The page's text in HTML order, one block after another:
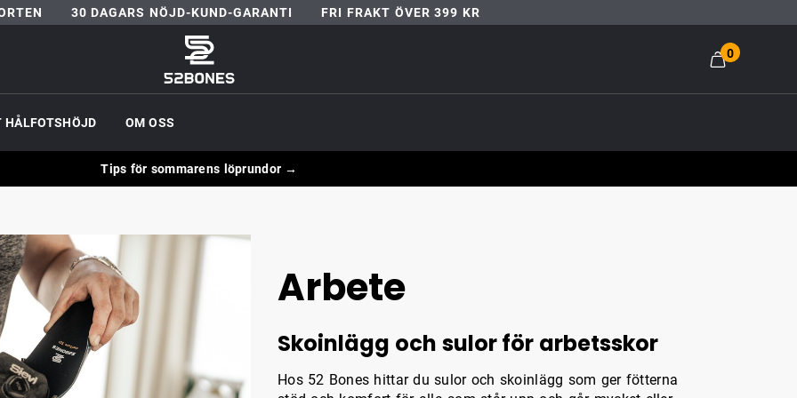
30 DAGARS NÖJD-KUND-GARANTI FRI FRAKT ÖVER 399 KR
Gå till startsida
0
HÅLFOTSHÖJD OM OSS
Tips för sommarens löprundor →
Arbete
Skoinlägg och sulor för arbetsskor
Hos 52 Bones hittar du sulor och skoinlägg som ger fötterna